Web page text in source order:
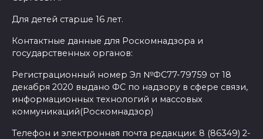
Для детей старше 16 лет.
Контактные данные для Роскомнадзора и
государственных органов:
Регистрационный номер Эл №ФС77-79759 от 18
декабря 2020 выдано ФС по надзору в сфере связи,
информационных технологий и массовых
коммуникаций(Роскомнадзор)
Телефон и электронная почта редакции: 8 (86349) 2-